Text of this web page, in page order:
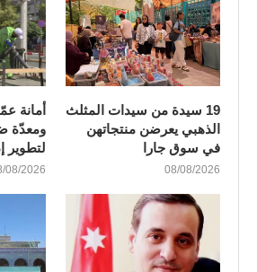
19 سيدة من سيدات المثلث
الذهبي يعرضن منتجاتهن
في سوق جارا
08/08/2026
ومعدّة
لتطوير
08/2026